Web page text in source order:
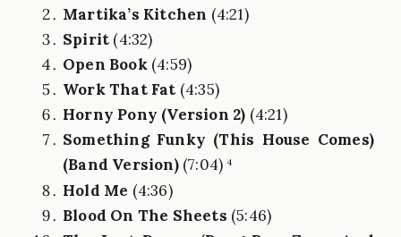
Martika’s Kitchen (4:21)
Spirit (4:32)
Open Book(4:59)
Work That Fat (4:35)
Horny Pony (Version 2) (4:21)
Something Funky (This House Comes)
(Band Version)(7:04) 4
Hold Me (4:36)
Blood On The Sheets (5:46)